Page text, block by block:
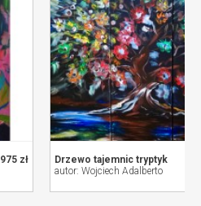
975 zł
Drzewo tajemnic tryptyk
autor: Wojciech Adalberto